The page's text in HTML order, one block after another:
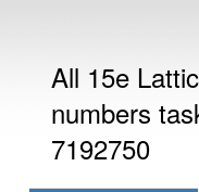
All 15e
numbers
7192750